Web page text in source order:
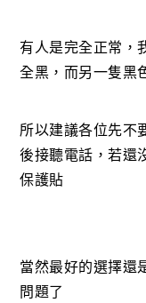
有人是完全正常，
全黑，而另一隻黑
所以建議各位先不
後接聽電話，若還
保護貼
當然最好的選擇還
問題了